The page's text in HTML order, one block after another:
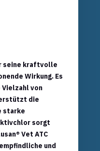
seine kraftvolle
Wirkung. Es
von
die
starke
sorgt
Vet ATC
und